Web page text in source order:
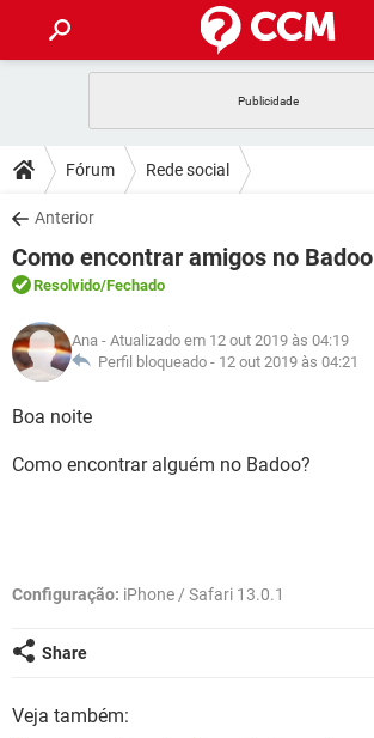
CELULAR
OUTLOOK
INSTAGRAM GMAIL
GUIA DE COMPRAS
DICAS
JOGOS
OUTLOOK
INSTAGRAM
GUIA DE COMPRAS
DOWNLOADS
JOGOS WHATSAPP
CELULAR
OUTLOOK EXCEL
INSTAGRAM
GUIA DE COMPRAS
FÓRUM
JOGOS
CELULAR FACEBOOK
GLOSSÁRIO
JOGOS
CELULAR
OUTLOOK EXCEL
Fórum Rede social
Anterior
Como encontrar amigos no Badoo
Resolvido/Fechado
Ana - Atualizado em 12 out 2019 às 04:19
Perfil bloqueado - 12 out 2019 às 04:21
Boa noite
Como encontrar alguém no Badoo?
Configuração: iPhone / Safari 13.0.1
Share
Veja também: